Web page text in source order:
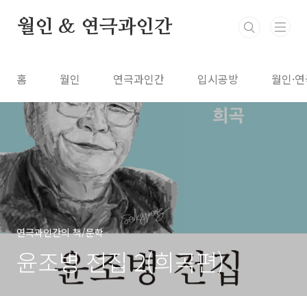
월인 & 연극과인간
홈 월인 연극과인간 입시공방 월인·
연극과인간의 책/문학
윤조병 전집 2(희곡편)